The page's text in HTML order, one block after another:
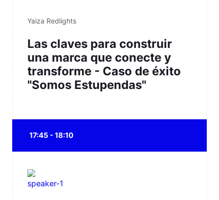
Yaiza Redlights
Las claves para construir
una marca que conecte y
transforme - Caso de éxito
"Somos Estupendas"
17:45 - 18:10